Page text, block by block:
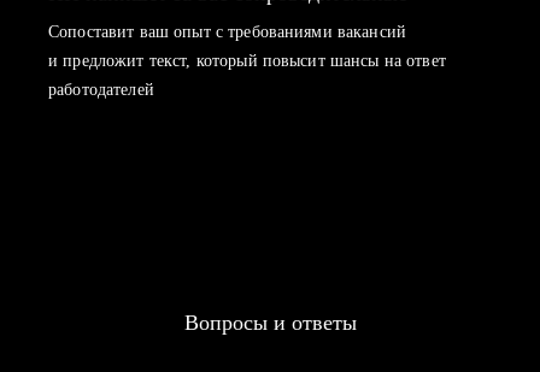
Сопоставит ваш опыт с требованиями вакансий
и предложит текст, который повысит шансы на ответ
работодателей
Вопросы и ответы